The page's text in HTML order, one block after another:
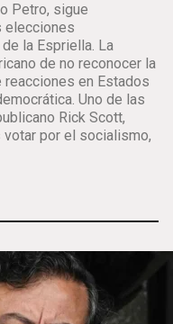
Petro, sigue
elecciones
la Espriella. La
de no reconocer la
reacciones en Estados
Uno de las
Rick Scott,
por el socialismo,